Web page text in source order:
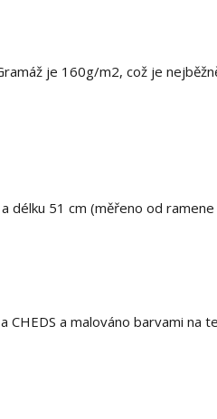
je 160g/m2, což je
délku 51 cm (měřeno od
CHEDS a malováno barvami